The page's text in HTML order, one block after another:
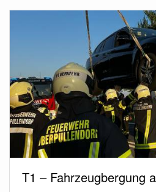
T1 – Fahrzeugbergung